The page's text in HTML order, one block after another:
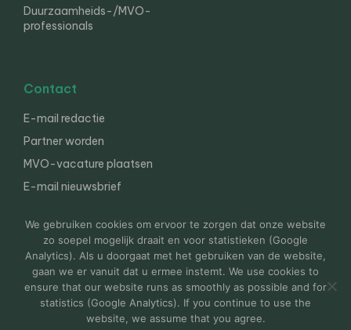
Duurzaamheids-/MVO-
professionals
Contact
E-mail redactie
Partner worden
MVO-vacature plaatsen
E-mail nieuwsbrief
© 2000-2026 Van der Molen EIS Colofon
Disclaimer
Privacy
We gebruiken cookies om ervoor te zorgen dat onze website
zo soepel mogelijk draait en voor statistieken (Google
Analytics). Als u doorgaat met het gebruiken van de website,
gaan we er vanuit dat u ermee instemt. We use cookies to
ensure that our website runs as smoothly as possible and for
statistics (Google Analytics). If you continue to use the
website, we assume that you agree.